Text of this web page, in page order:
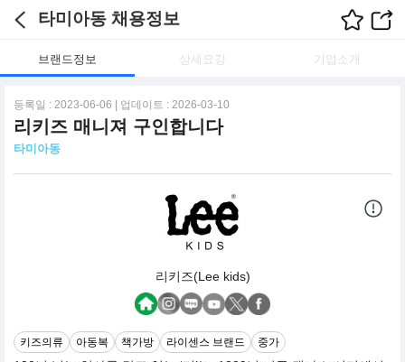
타미아동 채용정보
브랜드정보 상세요강 기업소개
등록일 : 2023-06-06 | 업데이트 : 2026-03-10
리키즈 매니져 구인합니다
타미아동
리키즈(Lee kids)
키즈의류 아동복 책가방 라이센스 브랜드 중가